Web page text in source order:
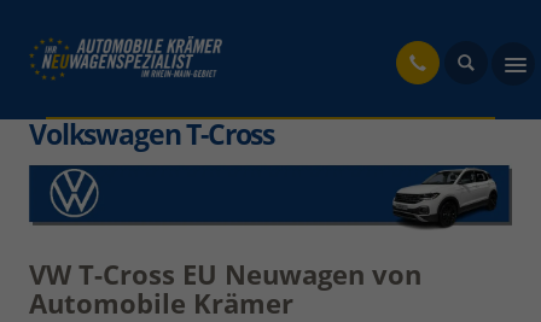
Volkswagen T-Cross
VW T-Cross EU Neuwagen von
Automobile Krämer